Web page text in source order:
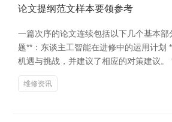
论文提纲范文样本要领参考
一篇次序的论文连续包括以下几个基本
题**：东谈主工智能在进修中的运用计划
机遇与挑战，并建议了相应的对策建议
维修资讯